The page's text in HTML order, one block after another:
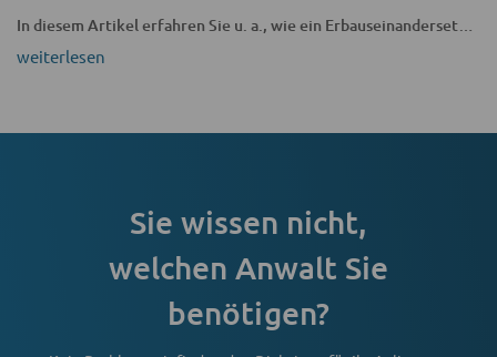
weiterlesen
Sie wissen nicht,
welchen Anwalt Sie
benötigen?